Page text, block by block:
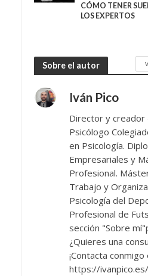
CÓMO TENER
LOS EXPERTOS
Sobre el autor
Iván Pico
Director y creador
Psicólogo
en Psicología.
Empresariales y
Profesional.
Trabajo y
Psicología del
Profesional de
sección "Sobre
¿Quieres una
¡Contacta conmigo
https://